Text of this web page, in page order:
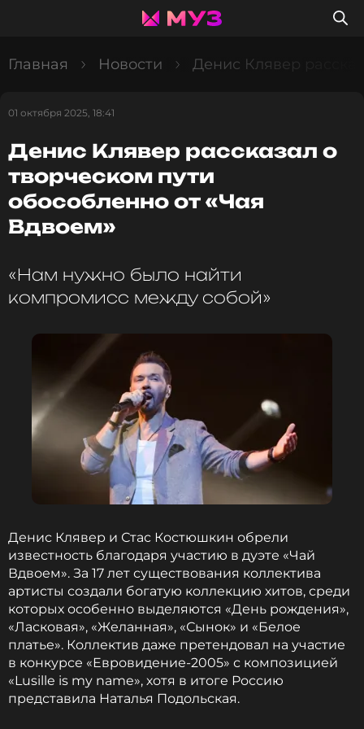
Главная Новости Денис Клявер
01 октября 2025, 18:41
Денис Клявер рассказал о
творческом пути
обособленно от «Чая
Вдвоем»
«Нам нужно было найти
компромисс между собой»
Денис Клявер и Стас Костюшкин обрели
известность благодаря участию в дуэте «Чай
Вдвоем». За 17 лет существования коллектива
артисты создали богатую коллекцию хитов, среди
которых особенно выделяются «День рождения»,
«Ласковая», «Желанная», «Сынок» и «Белое
платье». Коллектив даже претендовал на участие
в конкурсе «Евровидение-2005» с композицией
«Lusille is my name», хотя в итоге Россию
представила Наталья Подольская.